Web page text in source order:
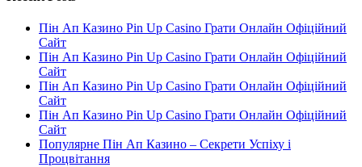
Пін Ап Казино Pin Up Casino Грати Онлайн Офіційний
Сайт
Пін Ап Казино Pin Up Casino Грати Онлайн Офіційний
Сайт
Пін Ап Казино Pin Up Casino Грати Онлайн Офіційний
Сайт
Пін Ап Казино Pin Up Casino Грати Онлайн Офіційний
Сайт
Популярне Пін Ап Казино – Секрети Успіху і
Процвітання